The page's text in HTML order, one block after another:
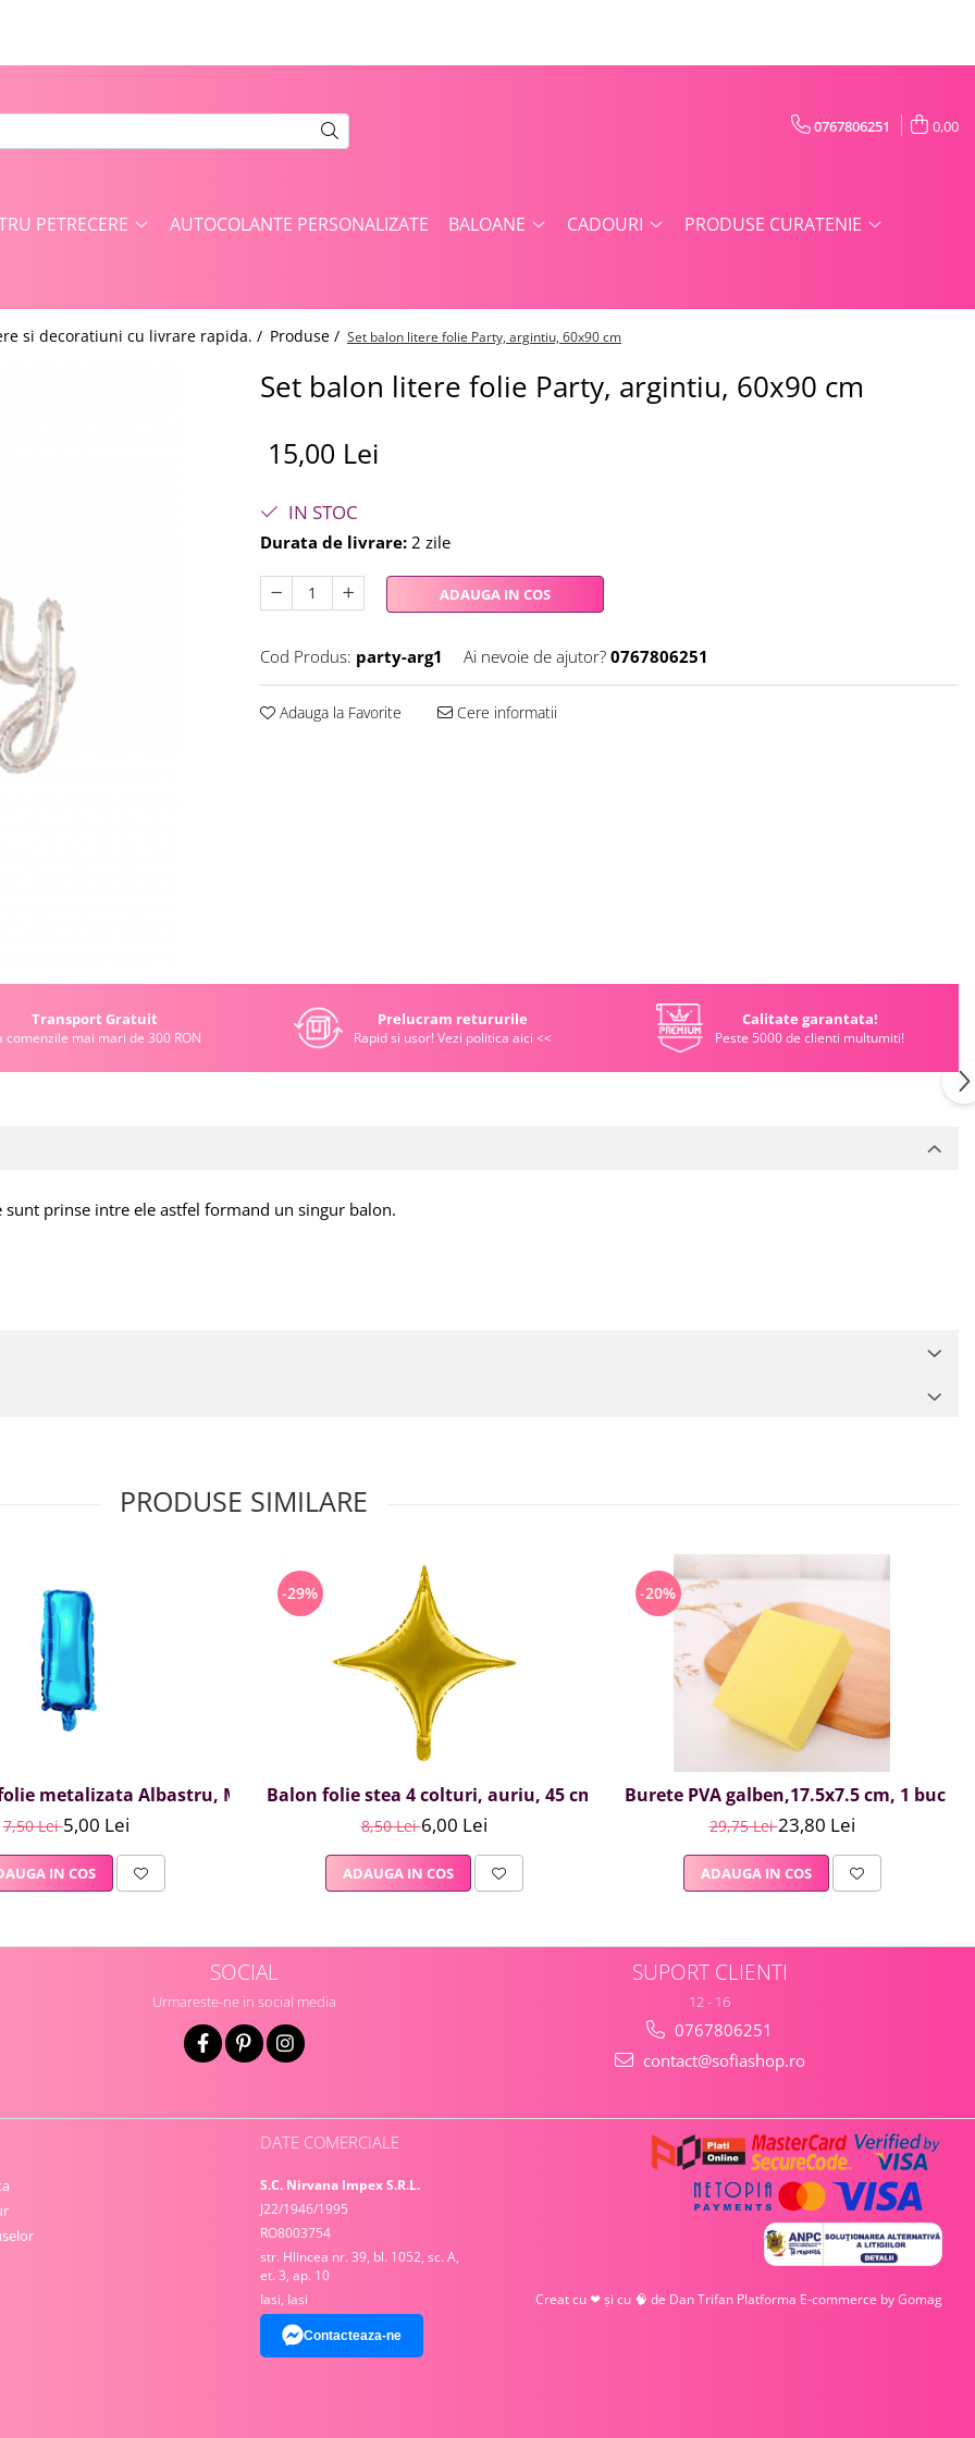
0767806251 0,00
PETRECERE AUTOCOLANTE PERSONALIZATE BALOANE CADOURI PRODUSE CURATENIE
si decoratiuni cu livrare rapida. / Produse / Set balon litere folie Party, argintiu, 60x90 cm
Set balon litere folie Party, argintiu, 60x90 cm
15,00 Lei
IN STOC
Durata de livrare: 2 zile
ADAUGA IN COS
Cod Produs: party-arg1 Ai nevoie de ajutor? 0767806251
Adauga la Favorite Cere informatii
Transport Gratuit
comenzile mai mari de 300 RON
Prelucram retururile
Rapid si usor! Vezi politica aici <<
Calitate garantata!
Peste 5000 de clienti multumiti!
prinse intre ele astfel formand un singur balon.
PRODUSE SIMILARE
metalizata Albastru, Mirific Party, Litera I, 40 cm
7,50 Lei5,00 Lei
IN COS
-29%
Balon folie stea 4 colturi, auriu, 45 cm
8,50 Lei6,00 Lei
ADAUGA IN COS
-20%
Burete PVA galben,17.5x7.5 cm, 1 buc
29,75 Lei23,80 Lei
ADAUGA IN COS
SOCIAL
Urmareste-ne in social media
SUPORT CLIENTI
12 - 16
0767806251
contact@sofiashop.ro
DATE COMERCIALE
S.C. Nirvana Impex S.R.L.
J22/1946/1995
RO8003754
str. Hlincea nr. 39, bl. 1052, sc. A,
et. 3, ap. 10
Iasi, Iasi
Contacteaza-ne
Creat cu ❤ și cu 🧠 de Dan Trifan Platforma E-commerce by Gomag